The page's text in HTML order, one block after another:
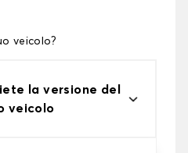
veicolo?
la versione del
veicolo